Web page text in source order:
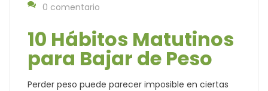
0 comentario
10 Hábitos Matutinos
para Bajar de Peso
Perder peso puede parecer imposible en ciertas